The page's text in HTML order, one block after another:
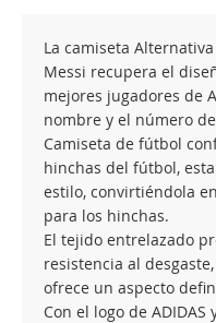
La camiseta
Messi recupera el
mejores jugadores de
nombre y el número
Camiseta de fútbol
hinchas del fútbol,
estilo, convirtiéndola
para los hinchas.
El tejido entrelazado
resistencia al
ofrece un aspecto
Con el logo de